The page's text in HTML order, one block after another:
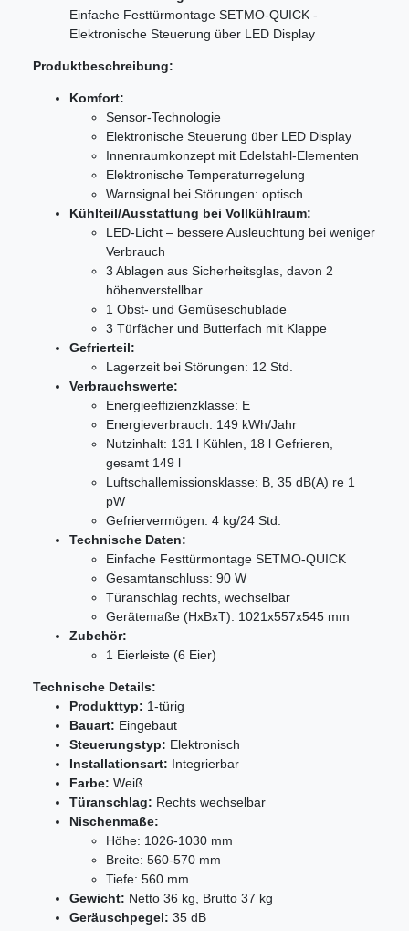
Einfache Festtürmontage SETMO-QUICK -
Elektronische Steuerung über LED Display
Produktbeschreibung:
Komfort:
Sensor-Technologie
Elektronische Steuerung über LED Display
Innenraumkonzept mit Edelstahl-Elementen
Elektronische Temperaturregelung
Warnsignal bei Störungen: optisch
Kühlteil/Ausstattung bei Vollkühlraum:
LED-Licht – bessere Ausleuchtung bei weniger
Verbrauch
3 Ablagen aus Sicherheitsglas, davon 2
höhenverstellbar
1 Obst- und Gemüseschublade
3 Türfächer und Butterfach mit Klappe
Gefrierteil:
Lagerzeit bei Störungen: 12 Std.
Verbrauchswerte:
Energieeffizienzklasse: E
Energieverbrauch: 149 kWh/Jahr
Nutzinhalt: 131 l Kühlen, 18 l Gefrieren,
gesamt 149 l
Luftschallemissionsklasse: B, 35 dB(A) re 1
pW
Gefriervermögen: 4 kg/24 Std.
Technische Daten:
Einfache Festtürmontage SETMO-QUICK
Gesamtanschluss: 90 W
Türanschlag rechts, wechselbar
Gerätemaße (HxBxT): 1021x557x545 mm
Zubehör:
1 Eierleiste (6 Eier)
Technische Details:
Produkttyp: 1-türig
Bauart: Eingebaut
Steuerungstyp: Elektronisch
Installationsart: Integrierbar
Farbe: Weiß
Türanschlag: Rechts wechselbar
Nischenmaße:
Höhe: 1026-1030 mm
Breite: 560-570 mm
Tiefe: 560 mm
Gewicht: Netto 36 kg, Brutto 37 kg
Geräuschpegel: 35 dB